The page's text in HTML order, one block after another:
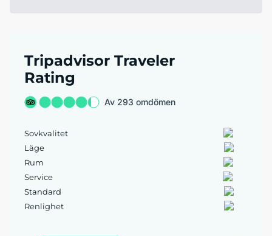
Tripadvisor Traveler
Rating
Av 293 omdömen
Sovkvalitet
Läge
Rum
Service
Standard
Renlighet